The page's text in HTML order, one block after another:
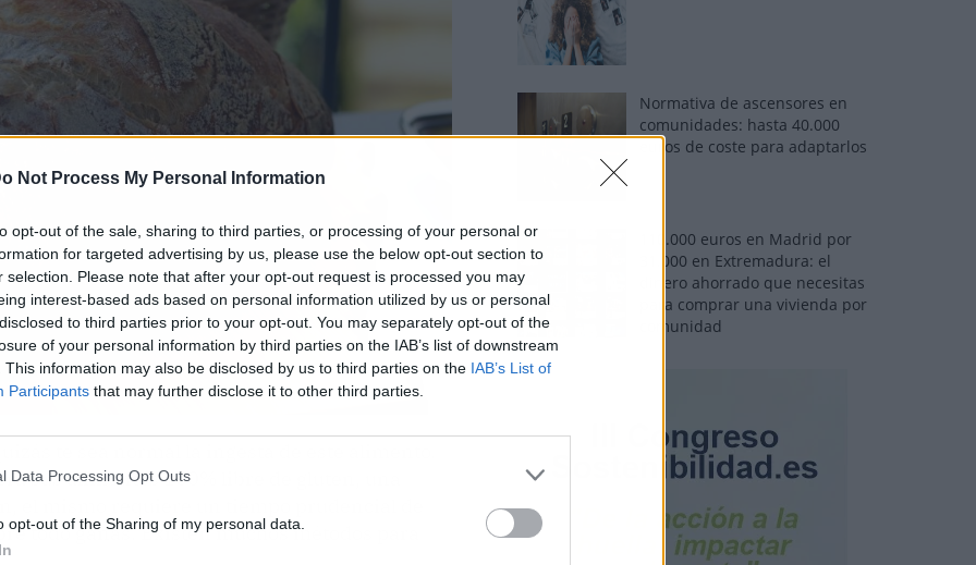
Not Process My Personal Information
opt-out of the sale, sharing to third parties, or processing of your personal or
for targeted advertising by us, please use the below opt-out section to
selection. Please note that after your opt-out request is processed you may
interest-based ads based on personal information utilized by us or personal
to third parties prior to your opt-out. You may separately opt-out of the
of your personal information by third parties on the IAB’s list of downstream
This information may also be disclosed by us to third parties on the IAB’s List of
Participants that may further disclose it to other third parties.
Data Processing Opt Outs
opt-out of the Sharing of my personal data.
sus alimentos 100% libre de gluten, una
el mismo requiere un tiempo prudencial de
todo ganas. Existen muchos métodos para
Normativa de ascensores en
comunidades: hasta 40.000
euros de coste para adaptarlos
110.000 euros en Madrid por
31.000 en Extremadura: el
dinero ahorrado que necesitas
para comprar una vivienda por
comunidad